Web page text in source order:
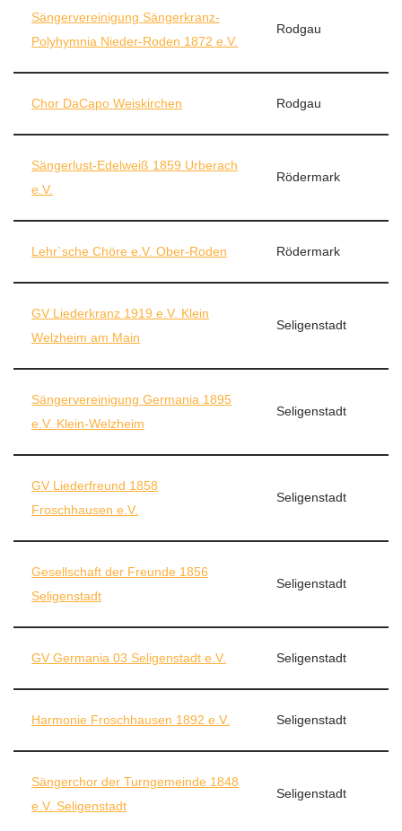
Sängervereinigung Sängerkranz-
Polyhymnia Nieder-Roden 1872 e.V.
Rodgau
Chor DaCapo Weiskirchen Rodgau
Sängerlust-Edelweiß 1859 Urberach
e.V.
Rödermark
Lehr`sche Chöre e.V. Ober-Roden Rödermark
GV Liederkranz 1919 e.V. Klein
Welzheim am Main
Seligenstadt
Sängervereinigung Germania 1895
e.V. Klein-Welzheim
Seligenstadt
GV Liederfreund 1858
Froschhausen e.V.
Seligenstadt
Gesellschaft der Freunde 1856
Seligenstadt
Seligenstadt
GV Germania 03 Seligenstadt e.V. Seligenstadt
Harmonie Froschhausen 1892 e.V. Seligenstadt
Sängerchor der Turngemeinde 1848
e.V. Seligenstadt
Seligenstadt